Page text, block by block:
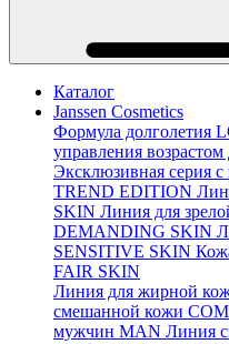
Каталог
Janssen Cosmetics
Формула долголетия
управления
Эксклюзивная серия
TREND EDITION
SKIN Линия для
DEMANDING SKIN
SENSITIVE SKIN
FAIR SKIN
Линия для жирной
смешанной кожи
мужчин MAN Линия